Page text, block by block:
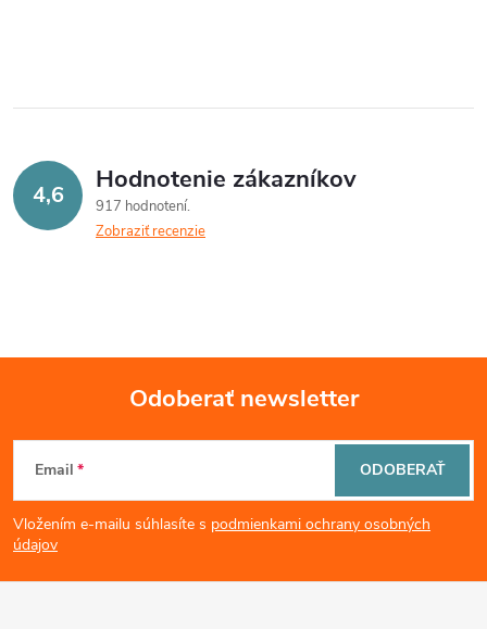
4,6 Hodnotenie zákazníkov
917 hodnotení
Zobraziť recenzie
Z
á
p
Odoberať newsletter
Email
Vložením e-mailu súhlasíte s podmienkami ochrany osobných
údajov
ODOBERAŤ